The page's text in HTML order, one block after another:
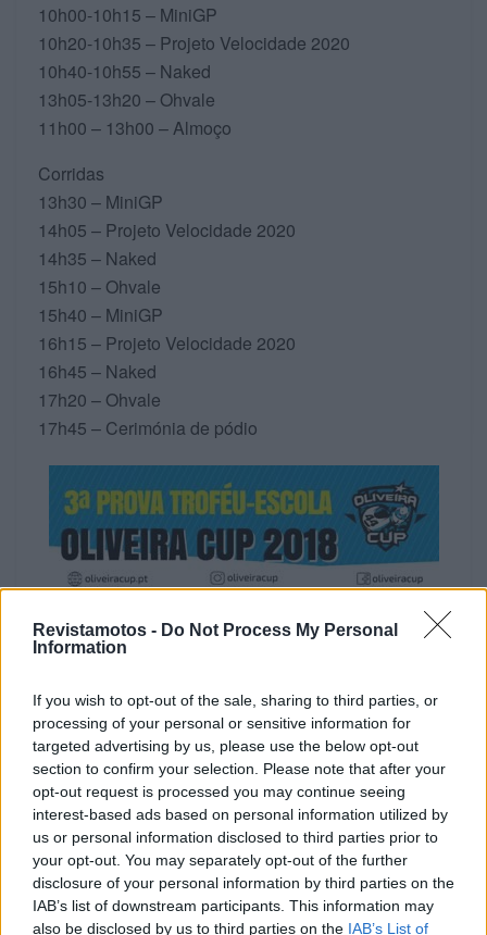
Revistamotos - Do Not Process My Personal
Information
If you wish to opt-out of the sale, sharing to third parties, or
processing of your personal or sensitive information for
targeted advertising by us, please use the below opt-out
section to confirm your selection. Please note that after your
opt-out request is processed you may continue seeing
interest-based ads based on personal information utilized by
us or personal information disclosed to third parties prior to
your opt-out. You may separately opt-out of the further
disclosure of your personal information by third parties on the
IAB’s list of downstream participants. This information may
also be disclosed by us to third parties on the IAB’s List of
10h00-10h15 – MiniGP
10h20-10h35 – Projeto Velocidade 2020
10h40-10h55 – Naked
13h05-13h20 – Ohvale
11h00 – 13h00 – Almoço
Corridas
13h30 – MiniGP
14h05 – Projeto Velocidade 2020
14h35 – Naked
15h10 – Ohvale
15h40 – MiniGP
16h15 – Projeto Velocidade 2020
16h45 – Naked
17h20 – Ohvale
17h45 – Cerimónia de pódio